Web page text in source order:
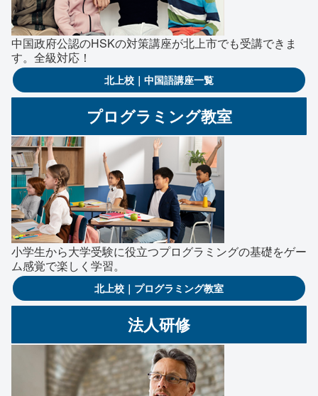
中国政府公認のHSKの対策講座が北上市でも受講できま
す。全級対応！
北上校｜中国語講座一覧
プログラミング教室
小学生から大学受験に役立つプログラミングの基礎をゲー
ム感覚で楽しく学習。
北上校｜プログラミング教室
法人研修